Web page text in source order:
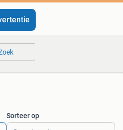
Sorteer op